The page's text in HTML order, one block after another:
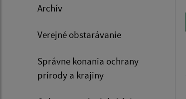
Archív
Verejné obstarávanie
Správne konania ochrany
prírody a krajiny